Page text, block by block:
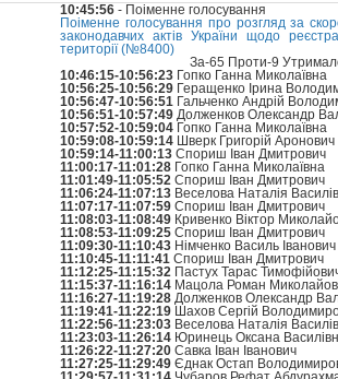
10:45:56 - Поіменне голосування
Поіменне голосування про розгляд за
законодавчих актів України щодо
території (№8400)
За-65 Проти-9
10:46:15-10:56:23 Гопко Ганна Миколаївна
10:56:25-10:56:29 Геращенко Ірина
10:56:47-10:56:51 Гальченко Андрій
10:56:51-10:57:49 Долженков Олександр
10:57:52-10:59:04 Гопко Ганна Миколаївна
10:59:08-10:59:14 Шверк Григорій Аронович
10:59:14-11:00:13 Спориш Іван Дмитрович
11:00:17-11:01:28 Гопко Ганна Миколаївна
11:01:49-11:05:52 Спориш Іван Дмитрович
11:06:24-11:07:13 Веселова Наталія
11:07:17-11:07:59 Спориш Іван Дмитрович
11:08:03-11:08:49 Кривенко Віктор
11:08:53-11:09:25 Спориш Іван Дмитрович
11:09:30-11:10:43 Німченко Василь Іванович
11:10:45-11:11:41 Спориш Іван Дмитрович
11:12:25-11:15:32 Пастух Тарас
11:15:37-11:16:14 Мацола Роман
11:16:27-11:19:28 Долженков Олександр
11:19:41-11:22:19 Шахов Сергій
11:22:56-11:23:03 Веселова Наталія
11:23:03-11:26:14 Юринець Оксана
11:26:22-11:27:20 Савка Іван Іванович
11:27:25-11:29:49 Єднак Остап